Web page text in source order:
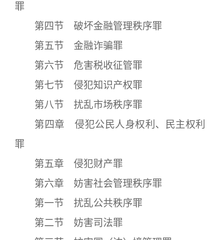
罪
第四节 破坏金融管理秩序罪
第五节 金融诈骗罪
第六节 危害税收征管罪
第七节 侵犯知识产权罪
第八节 扰乱市场秩序罪
第四章 侵犯公民人身权利、民主权利
罪
第五章 侵犯财产罪
第六章 妨害社会管理秩序罪
第一节 扰乱公共秩序罪
第二节 妨害司法罪